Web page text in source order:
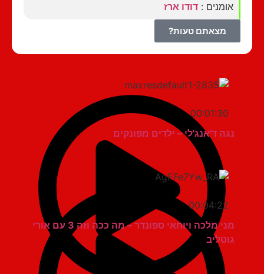
אומנים :דודו ארז
מצאתם טעות?
00:01:30
נגה ד'אנג'לי – ילדים מפונקים
00:04:22
מני מלכה ויוחאי ספונדר – מה ככה וזה 3 עם אורי